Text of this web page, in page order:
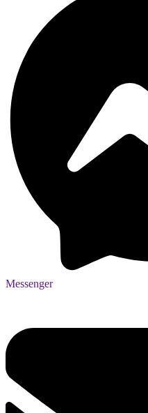
Messenger